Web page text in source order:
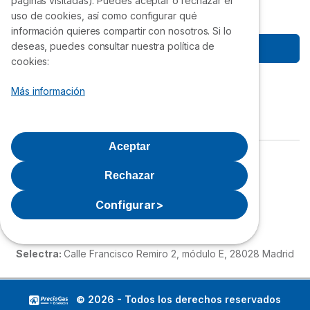
Te llamamos
Empezar a ahorrar
Política de privacidad
Política de cookies Quiénes Somos
Selectra: Calle Francisco Remiro 2, módulo E, 28028 Madrid
© 2026 - Todos los derechos reservados
uso de cookies, así como configurar qué
información quieres compartir con nosotros. Si lo
deseas, puedes consultar nuestra política de
cookies:
Más información
Configurar>
Rechazar
Aceptar